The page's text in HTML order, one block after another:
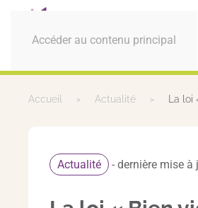
Accéder au contenu principal
Accueil Actualité La
Actualité - dernière mise